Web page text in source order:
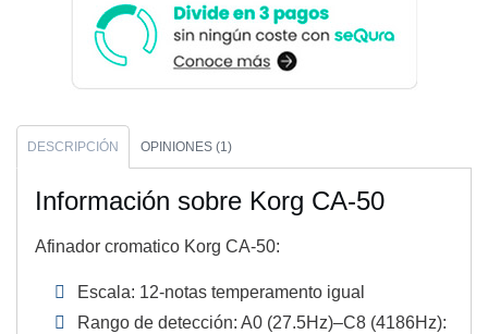
DESCRIPCIÓN OPINIONES (1)
Información sobre Korg CA-50
Afinador cromatico Korg CA-50:
Escala: 12-notas temperamento igual
Rango de detección: A0 (27.5Hz)–C8 (4186Hz):